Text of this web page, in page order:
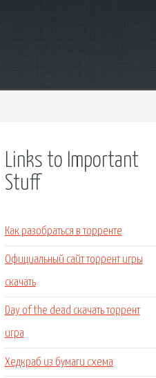
Links to Important
Stuff
Как разобраться в торренте
Официальный сайт торрент игры
скачать
Day of the dead скачать торрент
игра
Хедкраб из бумаги схема